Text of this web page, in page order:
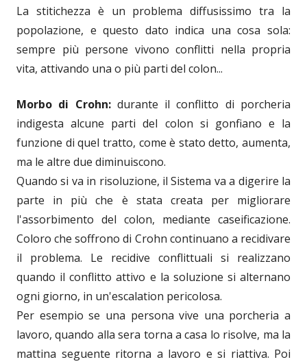
La stitichezza è un problema diffusissimo tra la
popolazione, e questo dato indica una cosa sola:
sempre più persone vivono conflitti nella propria
vita, attivando una o più parti del colon...
Morbo di Crohn:durante il conflitto di porcheria
indigesta alcune parti del colon si gonfiano e la
funzione di quel tratto, come è stato detto, aumenta,
ma le altre due diminuiscono.
Quando si va in risoluzione, il Sistema va a digerire la
parte in più che è stata creata per migliorare
l'assorbimento del colon, mediante caseificazione.
Coloro che soffrono di Crohn continuano a recidivare
il problema. Le recidive conflittuali si realizzano
quando il conflitto attivo e la soluzione si alternano
ogni giorno, in un'escalation pericolosa.
Per esempio se una persona vive una porcheria a
lavoro, quando alla sera torna a casa lo risolve, ma la
mattina seguente ritorna a lavoro e si riattiva. Poi